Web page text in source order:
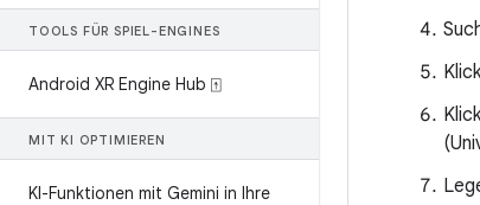
TOOLS FÜR SPIEL-ENGINES
Android XR Engine Hub ⍐
MIT KI OPTIMIEREN
KI-Funktionen mit Gemini in Ihre